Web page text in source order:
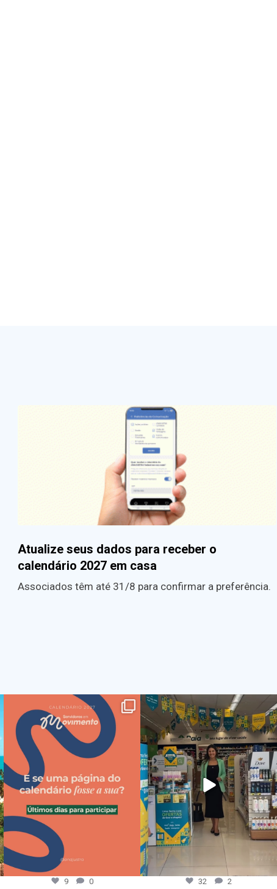
Atualize seus dados para receber o
calendário 2027 em casa
Associados têm até 31/8 para confirmar a preferência.
9 0 32 2